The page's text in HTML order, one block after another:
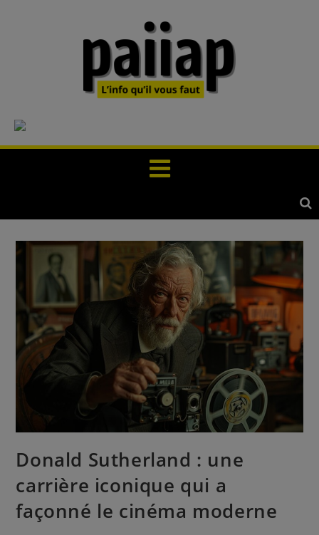
Donald Sutherland : une
carrière iconique qui a
façonné le cinéma moderne